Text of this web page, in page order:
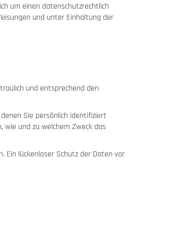
um einen datenschutzrechtlich
und unter Einhaltung der
und entsprechend den
Sie persönlich identifiziert
und zu welchem Zweck das
Ein lückenloser Schutz der Daten vor